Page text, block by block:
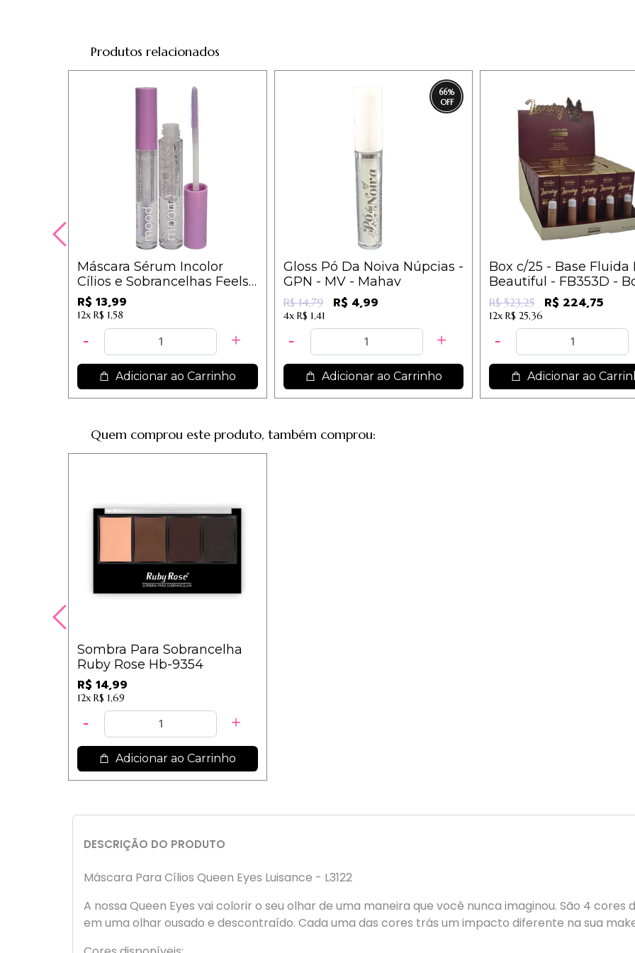
Produtos relacionados
Máscara Sérum Incolor
Cílios e Sobrancelhas Feels
Mood Ruby Rose - HB512
R$ 13,99
12x R$ 1,58
Adicionar ao Carrinho
66%
Gloss Pó Da Noiva Núpcias -
GPN - MV - Mahav
R$ 14,79 R$ 4,99
4x R$ 1,41
Adicionar ao Carrinho
Box c/25 - Base Fluida
Beautiful - FB353D -
R$ 523,25 R$ 224,75
12x R$ 25,36
Adicionar ao
Quem comprou este produto, também comprou:
Sombra Para Sobrancelha
Ruby Rose Hb-9354
R$ 14,99
12x R$ 1,69
Adicionar ao Carrinho
DESCRIÇÃO DO PRODUTO
Máscara Para Cílios Queen Eyes Luisance - L3122
A nossa Queen Eyes vai colorir o seu olhar de uma maneira que você nunca imaginou. São 4
em uma olhar ousado e descontraído. Cada uma das cores trás um impacto diferente na sua